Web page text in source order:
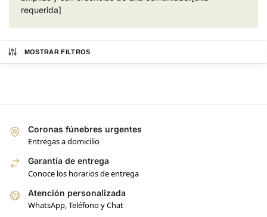
requerida]
MOSTRAR FILTROS
Coronas fúnebres urgentes
Entregas a domicilio
Garantía de entrega
Conoce los horarios de entrega
Atención personalizada
WhatsApp, Teléfono y Chat